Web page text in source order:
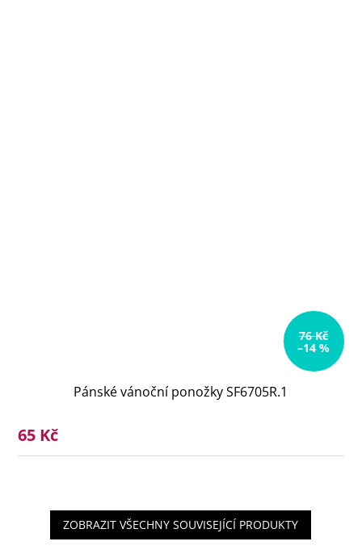
76 Kč
–14 %
Pánské vánoční ponožky SF6705R.1
65 Kč
ZOBRAZIT VŠECHNY SOUVISEJÍCÍ PRODUKTY